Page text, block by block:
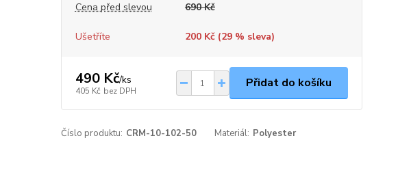
Cena před slevou 690 Kč
Ušetříte 200 Kč (29% sleva)
490 Kč/ks
405 Kč bez DPH
Přidat do košíku
Číslo produktu: CRM-10-102-50 Materiál: Polyester